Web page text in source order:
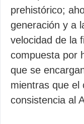
prehistórico;
generación y a
velocidad de la
compuesta por
que se
mientras que el
consistencia al